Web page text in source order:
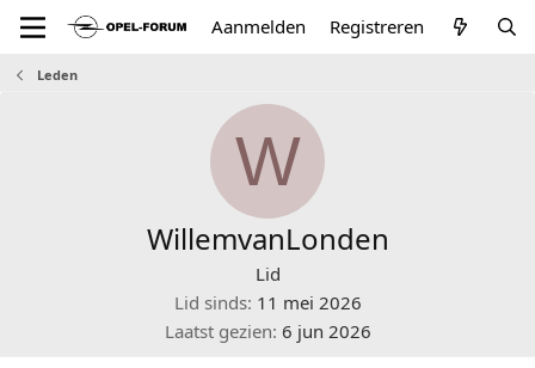
Aanmelden Registreren
Leden
W
WillemvanLonden
Lid
Lid sinds 11 mei 2026
Laatst gezien 6 jun 2026